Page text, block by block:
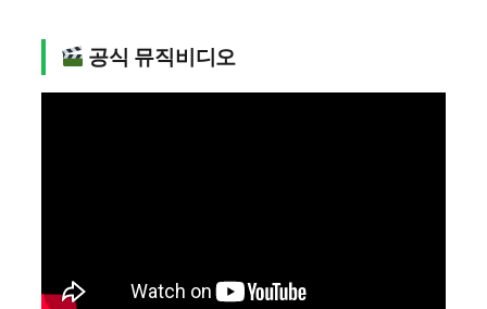
공식 뮤직비디오